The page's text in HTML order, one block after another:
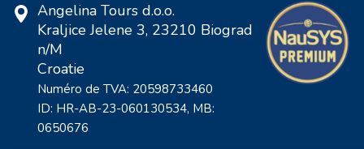
Angelina Tours d.o.o.
Kraljice Jelene 3, 23210 Biograd
n/M
Croatie
Numéro de TVA: 20598733460
ID: HR-AB-23-060130534, MB:
0650676